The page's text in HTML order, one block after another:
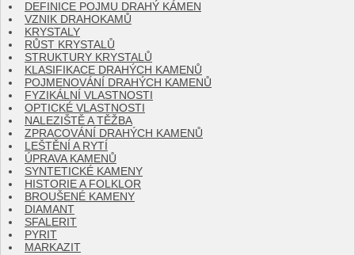
DEFINICE POJMU DRAHÝ KÁMEN
VZNIK DRAHOKAMŮ
KRYSTALY
RŮST KRYSTALŮ
STRUKTURY KRYSTALŮ
KLASIFIKACE DRAHÝCH KAMENŮ
POJMENOVÁNÍ DRAHÝCH KAMENŮ
FYZIKÁLNÍ VLASTNOSTI
OPTICKÉ VLASTNOSTI
NALEZIŠTĚ A TĚŽBA
ZPRACOVÁNÍ DRAHÝCH KAMENŮ
LEŠTĚNÍ A RYTÍ
ÚPRAVA KAMENŮ
SYNTETICKÉ KAMENY
HISTORIE A FOLKLOR
BROUŠENÉ KAMENY
DIAMANT
SFALERIT
PYRIT
MARKAZIT